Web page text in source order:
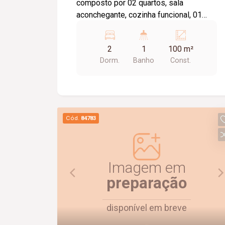
composto por 02 quartos, sala
aconchegante, cozinha funcional, 01
de serviço e 02 vagas de garagem. O
imóvel oferece um ambiente prático e
confortável, sendo uma excelente
2
Dorm.
1
Banho
100 m²
Const.
Cód. 84783
Imagem em
preparação
disponível em breve